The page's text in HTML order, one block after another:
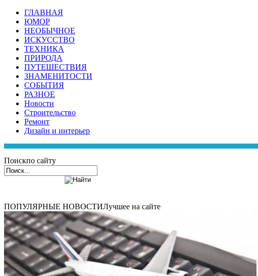
ГЛАВНАЯ
ЮМОР
НЕОБЫЧНОЕ
ИСКУССТВО
ТЕХНИКА
ПРИРОДА
ПУТЕШЕСТВИЯ
ЗНАМЕНИТОСТИ
СОБЫТИЯ
РАЗНОЕ
Новости
Строительство
Ремонт
Дизайн и интерьер
Поискпо сайту
ПОПУЛЯРНЫЕ НОВОСТИЛучшее на сайте